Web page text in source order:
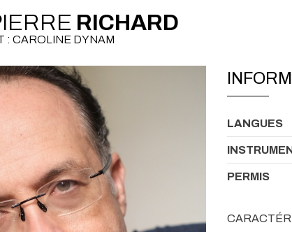
RICHARD
: CAROLINE DYNAM
LANGUES
PERMIS